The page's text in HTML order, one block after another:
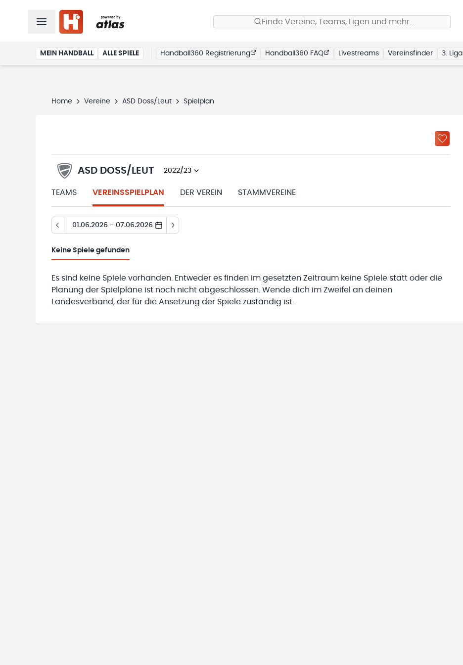
Finde Vereine, Teams, Ligen und mehr…
MEIN HANDBALL ALLE SPIELE Handball360 Registrierung Handball360 FAQ Livestreams Vereinsfinder 3. Liga
Home Vereine ASD Doss/Leut Spielplan
ASD DOSS/LEUT 2022/23
TEAMS VEREINSSPIELPLAN DER VEREIN STAMMVEREINE
01.06.2026 - 07.06.2026
Keine Spiele gefunden
Es sind keine Spiele vorhanden. Entweder es finden im gesetzten Zeitraum keine Spiele statt oder die
Planung der Spielpläne ist noch nicht abgeschlossen. Wende dich im Zweifel an deinen
Landesverband, der für die Ansetzung der Spiele zuständig ist.